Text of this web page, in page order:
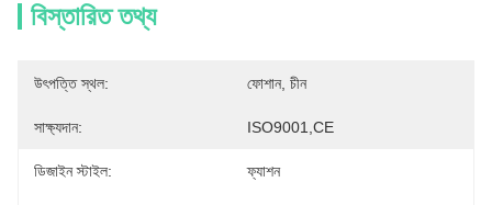
বিস্তারিত তথ্য
উৎপত্তি স্থল: ফোশান, চীন
সাক্ষ্যদান: ISO9001,CE
ডিজাইন স্টাইল: ফ্যাশন